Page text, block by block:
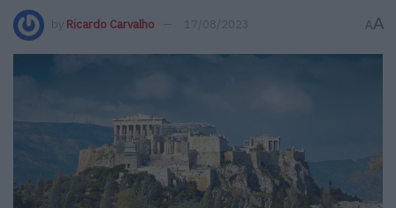
by Ricardo Carvalho 17/08/2023 AA